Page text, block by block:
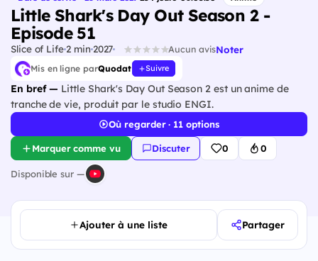
Little Shark's Day Out Season 2 -
Episode 51
Slice of Life 2 min 2027 Aucun avisNoter
Mis en ligne parQuodat Suivre
En bref — Little Shark's Day Out Season 2 est un anime de
tranche de vie, produit par le studio ENGI.
Où regarder · 11 options
Marquer comme vu Discuter 0 0
Disponible sur —
Ajouter à une liste Partager